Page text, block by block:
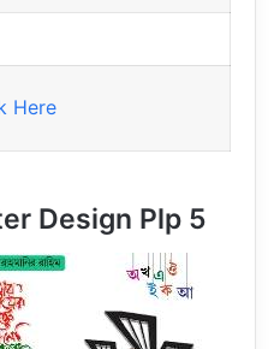
Here
Design Plp 5